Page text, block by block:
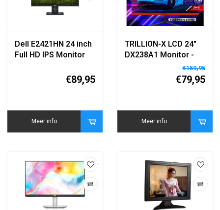
Dell E2421HN 24 inch
Full HD IPS Monitor
€89,95
Meer info
TRILLION-X LCD 24"
DX238A1 Monitor -
75Hz - 2ms - Full HD -
Ultra Slim IPS Design
€159,95
€79,95
Meer info